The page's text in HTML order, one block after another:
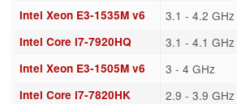
Intel Xeon E3-1535M v6 3.1 - 4.2 GHz
Intel Core i7-7920HQ 3.1 - 4.1 GHz
Intel Xeon E3-1505M v6 3 - 4 GHz
Intel Core i7-7820HK 2.9 - 3.9 GHz